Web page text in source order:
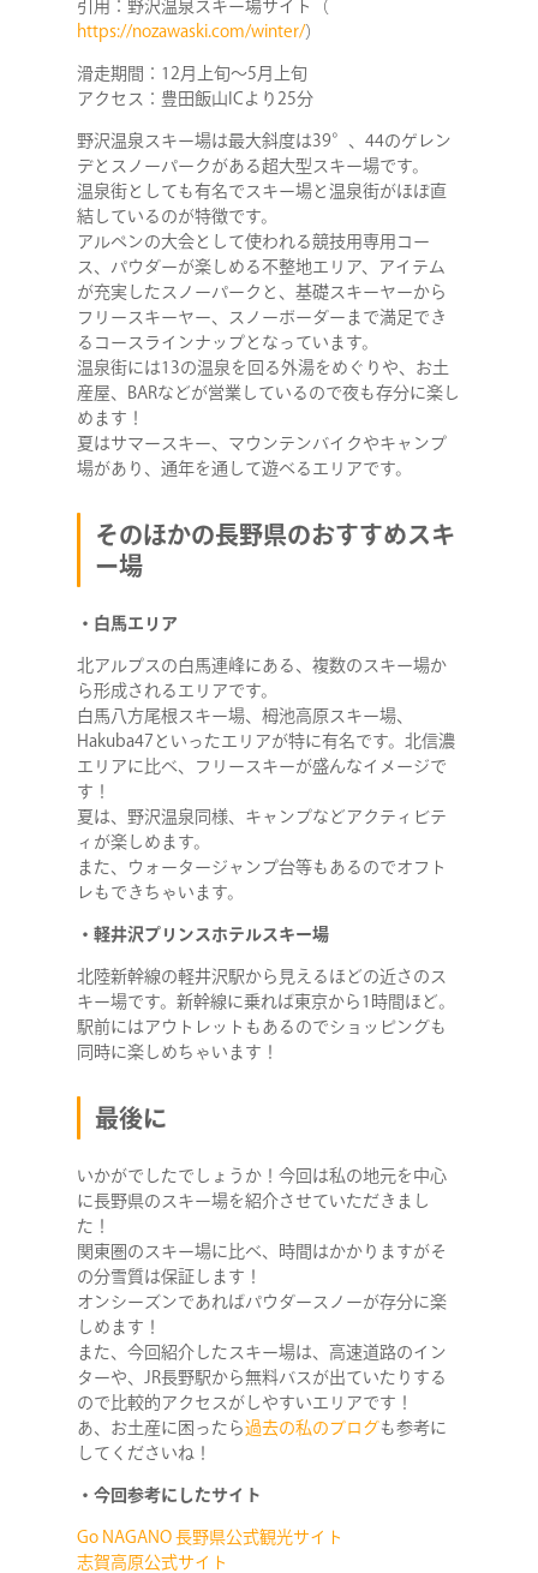
STAFF BLOG
NEWS
CONTACT
RECRUIT
引用：野沢温泉スキー場サイト（
https://nozawaski.com/winter/）
滑走期間：12月上旬～5月上旬
アクセス：豊田飯山ICより25分
野沢温泉スキー場は最大斜度は39°、44のゲレン
デとスノーパークがある超大型スキー場です。
温泉街としても有名でスキー場と温泉街がほぼ直
結しているのが特徴です。
アルペンの大会として使われる競技用専用コー
ス、パウダーが楽しめる不整地エリア、アイテム
が充実したスノーパークと、基礎スキーヤーから
フリースキーヤー、スノーボーダーまで満足でき
るコースラインナップとなっています。
温泉街には13の温泉を回る外湯をめぐりや、お土
産屋、BARなどが営業しているので夜も存分に楽し
めます！
夏はサマースキー、マウンテンバイクやキャンプ
場があり、通年を通して遊べるエリアです。
そのほかの長野県のおすすめスキ
ー場
・白馬エリア
北アルプスの白馬連峰にある、複数のスキー場か
ら形成されるエリアです。
白馬八方尾根スキー場、栂池高原スキー場、
Hakuba47といったエリアが特に有名です。北信濃
エリアに比べ、フリースキーが盛んなイメージで
す！
夏は、野沢温泉同様、キャンプなどアクティビテ
ィが楽しめます。
また、ウォータージャンプ台等もあるのでオフト
レもできちゃいます。
・軽井沢プリンスホテルスキー場
北陸新幹線の軽井沢駅から見えるほどの近さのス
キー場です。新幹線に乗れば東京から1時間ほど。
駅前にはアウトレットもあるのでショッピングも
同時に楽しめちゃいます！
最後に
いかがでしたでしょうか！今回は私の地元を中心
に長野県のスキー場を紹介させていただきまし
た！
関東圏のスキー場に比べ、時間はかかりますがそ
の分雪質は保証します！
オンシーズンであればパウダースノーが存分に楽
しめます！
また、今回紹介したスキー場は、高速道路のイン
ターや、JR長野駅から無料バスが出ていたりする
ので比較的アクセスがしやすいエリアです！
あ、お土産に困ったら過去の私のブログも参考に
してくださいね！
・今回参考にしたサイト
Go NAGANO 長野県公式観光サイト
志賀高原公式サイト